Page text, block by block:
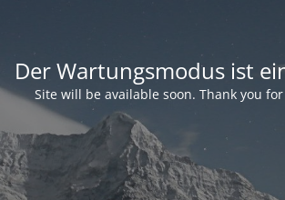
Der Wartungsmodus ist
Site will be available soon. Thank you